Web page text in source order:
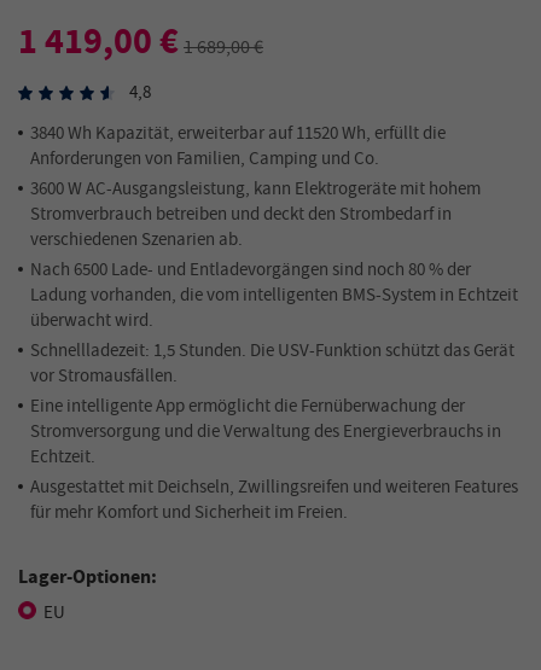
1 419,00 €1 689,00 €
4,8
3840 Wh Kapazität, erweiterbar auf 11520 Wh, erfüllt die
Anforderungen von Familien, Camping und Co.
3600 W AC-Ausgangsleistung, kann Elektrogeräte mit hohem
Stromverbrauch betreiben und deckt den Strombedarf in
verschiedenen Szenarien ab.
Nach 6500 Lade- und Entladevorgängen sind noch 80 % der
Ladung vorhanden, die vom intelligenten BMS-System in Echtzeit
überwacht wird.
Schnellladezeit: 1,5 Stunden. Die USV-Funktion schützt das Gerät
vor Stromausfällen.
Eine intelligente App ermöglicht die Fernüberwachung der
Stromversorgung und die Verwaltung des Energieverbrauchs in
Echtzeit.
Ausgestattet mit Deichseln, Zwillingsreifen und weiteren Features
für mehr Komfort und Sicherheit im Freien.
Lager-Optionen:
EU